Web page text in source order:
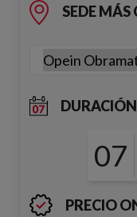
SEDE MÁS
07
PRECIO